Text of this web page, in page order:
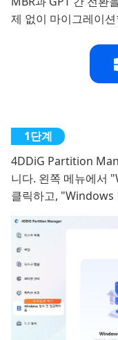
제 없이 마이그레이
4DDiG Partition
니다. 왼쪽 메뉴에서
클릭하고, "Windows